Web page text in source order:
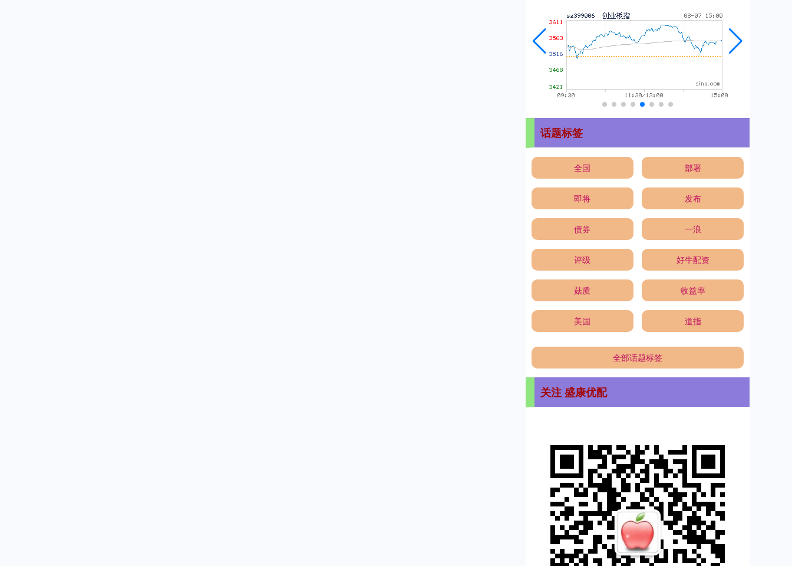
话题标签
全国 部署
即将 发布
债券 一浪
评级 好牛配资
菇质 收益率
美国 道指
全部话题标签
关注 盛康优配